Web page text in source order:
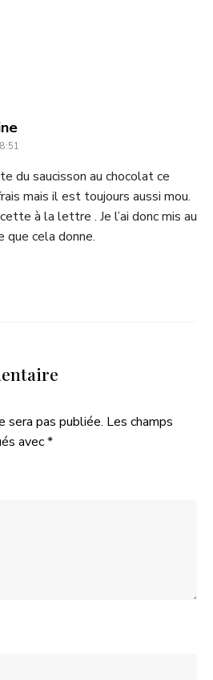
dit
:
du saucisson au chocolat ce
mais il est toujours aussi mou.
à la lettre . Je l’ai donc mis au
que cela donne.
sera pas publiée. Les champs
avec*